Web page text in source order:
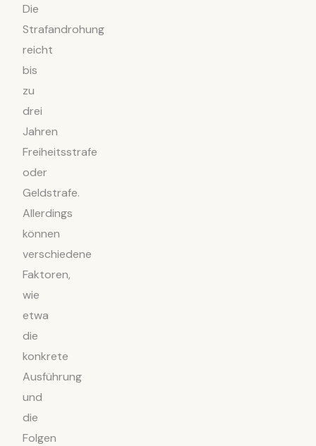
Die
Strafandrohung
reicht
bis
zu
drei
Jahren
Freiheitsstrafe
oder
Geldstrafe.
Allerdings
können
verschiedene
Faktoren,
wie
etwa
die
konkrete
Ausführung
und
die
Folgen